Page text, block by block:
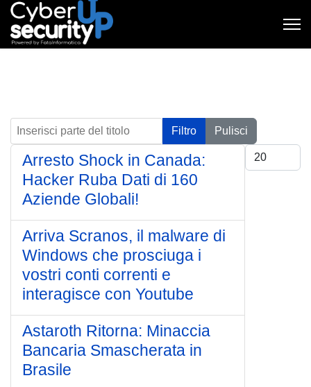
Inserisci parte del titolo Filtro
Pulisci
Visualizza #
Arresto Shock in Canada:
Hacker Ruba Dati di 160
Aziende Globali!
Arriva Scranos, il malware di
Windows che prosciuga i
vostri conti correnti e
interagisce con Youtube
Astaroth Ritorna: Minaccia
Bancaria Smascherata in
Brasile